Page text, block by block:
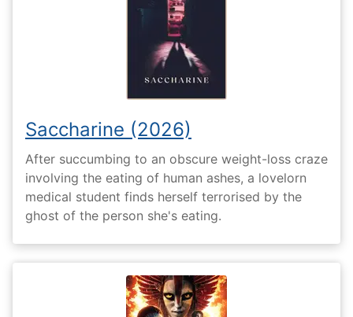
Saccharine (2026)
After succumbing to an obscure weight-loss craze
involving the eating of human ashes, a lovelorn
medical student finds herself terrorised by the
ghost of the person she's eating.